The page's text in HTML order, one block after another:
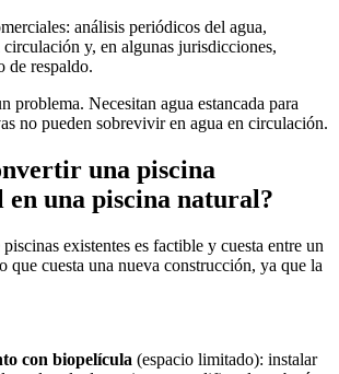
análisis periódicos del agua,
y, en algunas jurisdicciones,
de respaldo.
problema. Necesitan agua estancada para
no pueden sobrevivir en agua en circulación.
una piscina
en una piscina natural?
existentes es factible y cuesta entre un
que cuesta una nueva construcción, ya que la
con biopelícula (espacio limitado): instalar